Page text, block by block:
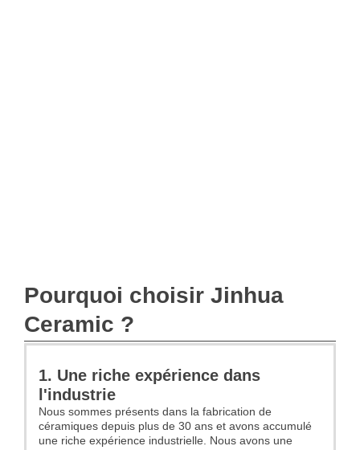
Pourquoi choisir Jinhua
Ceramic ?
1. Une riche expérience dans
l'industrie
Nous sommes présents dans la fabrication de
céramiques depuis plus de 30 ans et avons accumulé
une riche expérience industrielle. Nous avons une